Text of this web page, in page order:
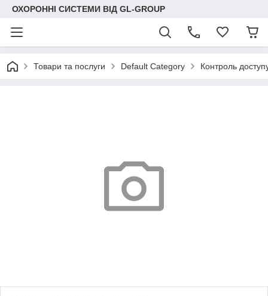
ОХОРОННІ СИСТЕМИ ВІД GL-GROUP
Товари та послуги Default Category Контроль